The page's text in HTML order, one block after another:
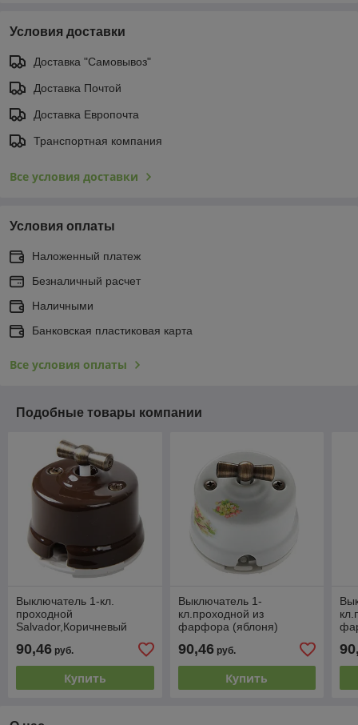
Условия доставки
Доставка "Самовывоз"
Доставка Почтой
Доставка Европочта
Транспортная компания
Все условия доставки
Условия оплаты
Наложенный платеж
Безналичный расчет
Наличными
Банковская пластиковая карта
Все условия оплаты
Подобные товары компании
Выключатель 1-кл.
проходной
Salvador,Коричневый
90,46 руб.
Купить
Выключатель 1-
кл.проходной из
фарфора (яблоня)
90,46руб.
Купить